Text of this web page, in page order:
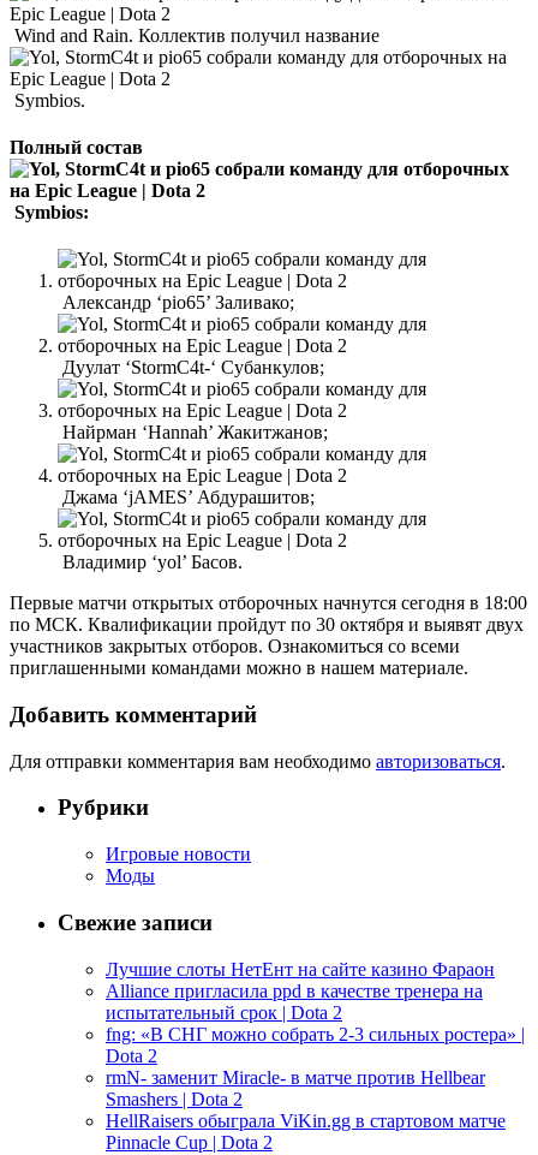
Wind and Rain. Коллектив получил название
Symbios.
Полный состав
Symbios:
Александр ‘pio65’ Заливако;
Дуулат ‘StormC4t-‘ Субанкулов;
Найрман ‘Hannah’ Жакитжанов;
Джама ‘jAMES’ Абдурашитов;
Владимир ‘yol’ Басов.
Первые матчи открытых отборочных начнутся сегодня в 18:00
по МСК. Квалификации пройдут по 30 октября и выявят двух
участников закрытых отборов. Ознакомиться со всеми
приглашенными командами можно в нашем материале.
Добавить комментарий
Для отправки комментария вам необходимо авторизоваться.
Рубрики
Игровые новости
Моды
Свежие записи
Лучшие слоты НетЕнт на сайте казино Фараон
Alliance пригласила ppd в качестве тренера на
испытательный срок | Dota 2
fng: «В СНГ можно собрать 2-3 сильных ростера» |
Dota 2
rmN- заменит Miracle- в матче против Hellbear
Smashers | Dota 2
HellRaisers обыграла ViKin.gg в стартовом матче
Pinnacle Cup | Dota 2